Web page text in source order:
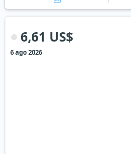
6,61 US$
6 ago 2026